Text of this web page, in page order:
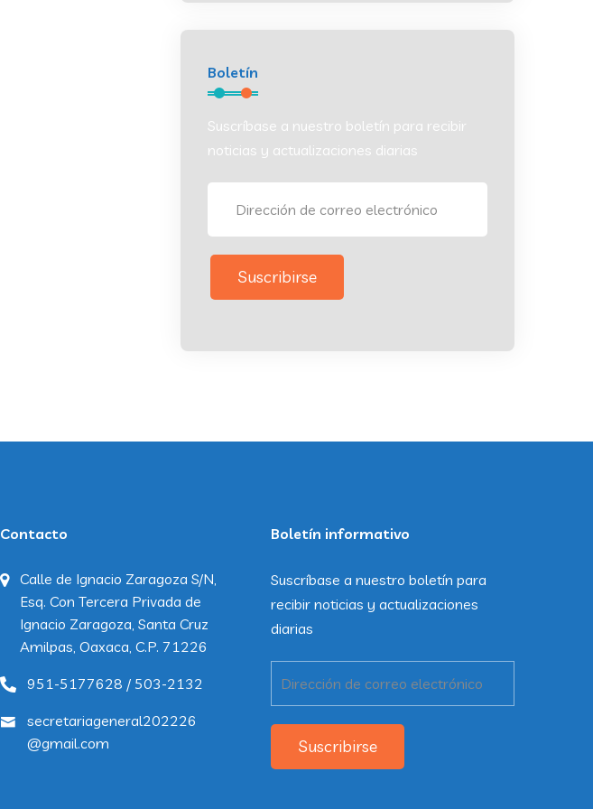
Boletín
Suscríbase a nuestro boletín para recibir
noticias y actualizaciones diarias
Suscribirse
Contacto
Calle de Ignacio Zaragoza S/N,
Esq. Con Tercera Privada de
Ignacio Zaragoza, Santa Cruz
Amilpas, Oaxaca, C.P. 71226
951-5177628 / 503-2132
secretariageneral202226
@gmail.com
Boletín informativo
Suscríbase a nuestro boletín para
recibir noticias y actualizaciones
diarias
Suscribirse